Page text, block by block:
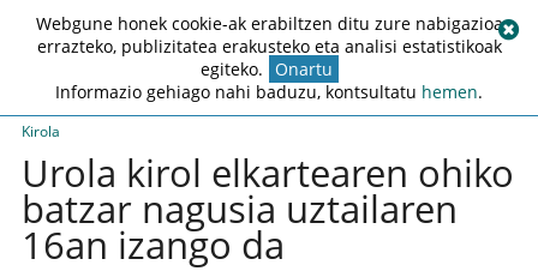
Kirola
Urola kirol elkartearen ohiko
batzar nagusia uztailaren
16an izango da
Webgune honek cookie-ak erabiltzen ditu zure nabigazioa
errazteko, publizitatea erakusteko eta analisi estatistikoak
egiteko. Onartu
Informazio gehiago nahi baduzu, kontsultatu hemen.